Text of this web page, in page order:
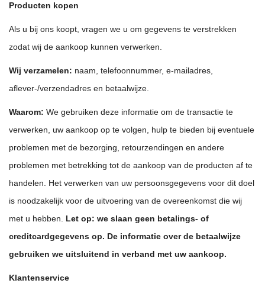
Producten kopen
Als u bij ons koopt, vragen we u om gegevens te verstrekken
zodat wij de aankoop kunnen verwerken.
Wij verzamelen: naam, telefoonnummer, e-mailadres,
aflever-/verzendadres en betaalwijze.
Waarom: We gebruiken deze informatie om de transactie te
verwerken, uw aankoop op te volgen, hulp te bieden bij eventuele
problemen met de bezorging, retourzendingen en andere
problemen met betrekking tot de aankoop van de producten af te
handelen. Het verwerken van uw persoonsgegevens voor dit doel
is noodzakelijk voor de uitvoering van de overeenkomst die wij
met u hebben. Let op: we slaan geen betalings- of
creditcardgegevens op. De informatie over de betaalwijze
gebruiken we uitsluitend in verband met uw aankoop.
Klantenservice